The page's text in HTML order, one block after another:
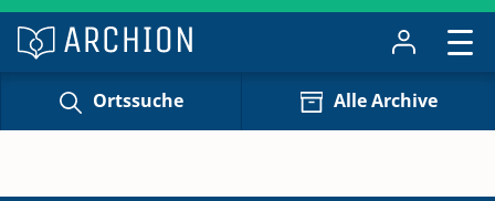
Ortssuche Alle Archive